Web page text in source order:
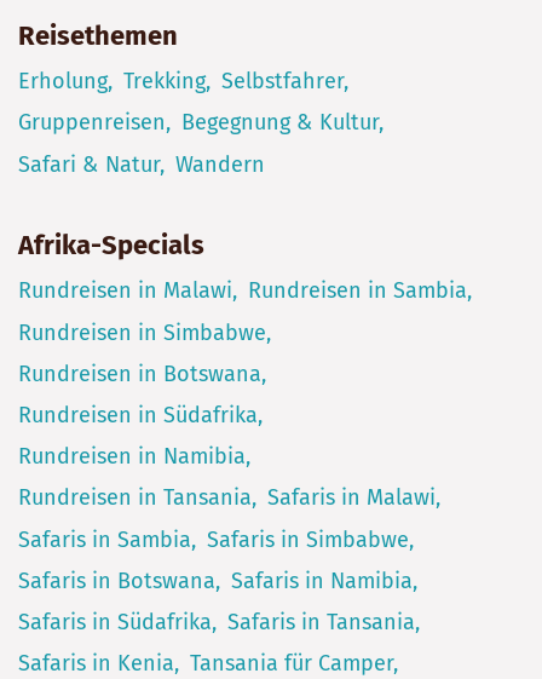
Reisethemen
Erholung Trekking Selbstfahrer
Gruppenreisen
Begegnung & Kultur
Safari & Natur Wandern
Afrika-Specials
Rundreisen in Malawi
Rundreisen in Sambia
Rundreisen in Simbabwe
Rundreisen in Botswana
Rundreisen in Südafrika
Rundreisen in Namibia
Rundreisen in Tansania
Safaris in Malawi
Safaris in Sambia
Safaris in Simbabwe
Safaris in Botswana
Safaris in Namibia
Safaris in Südafrika
Safaris in Tansania
Safaris in Kenia
Tansania für Camper